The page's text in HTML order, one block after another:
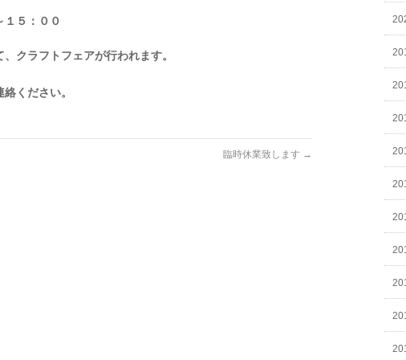
５：００
クラフトフェアが行われます。
ください。
臨時休業致します →